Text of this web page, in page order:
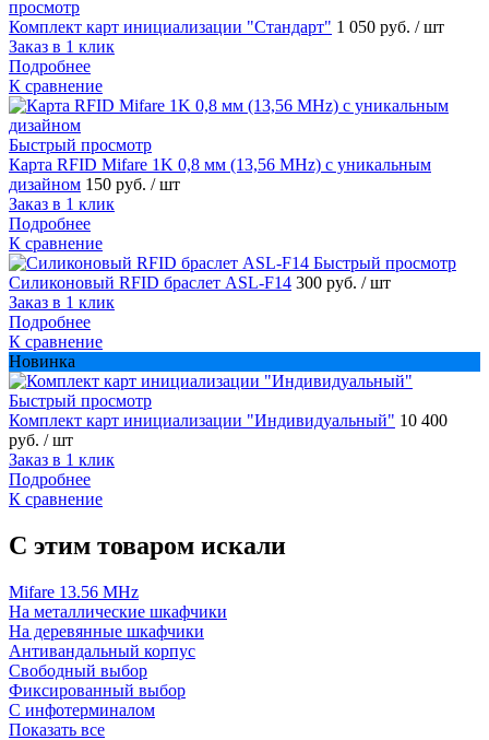
просмотр
Комплект карт инициализации "Стандарт" 1 050 руб. / шт
Заказ в 1 клик
Подробнее
К сравнение
Быстрый просмотр
Карта RFID Mifare 1K 0,8 мм (13,56 MHz) с уникальным
дизайном 150 руб. / шт
Заказ в 1 клик
Подробнее
К сравнение
Быстрый просмотр
Силиконовый RFID браслет ASL-F14 300 руб. / шт
Заказ в 1 клик
Подробнее
К сравнение
Новинка
Быстрый просмотр
Комплект карт инициализации "Индивидуальный" 10 400
руб. / шт
Заказ в 1 клик
Подробнее
К сравнение
C этим товаром искали
Mifare 13.56 MHz
На металлические шкафчики
На деревянные шкафчики
Антивандальный корпус
Свободный выбор
Фиксированный выбор
С инфотерминалом
Показать все